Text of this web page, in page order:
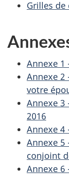
Grilles de
Annexe 1
Annexe 2
votre
Annexe 3
2016
Annexe 4
Annexe
conjoint
Annexe 6